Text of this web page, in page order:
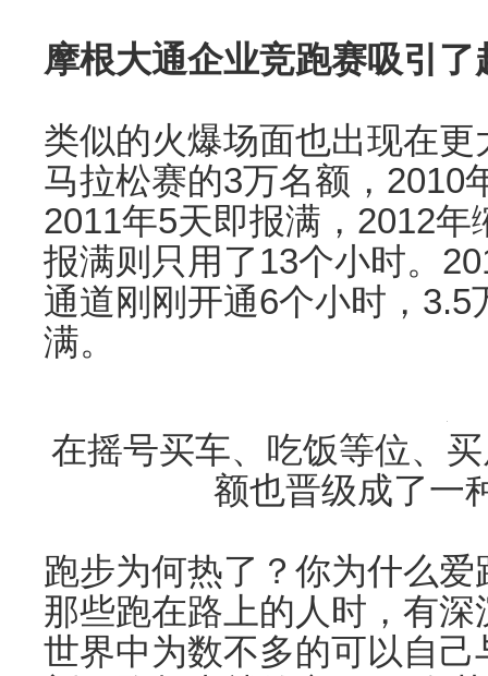
摩根大通企业竞跑赛吸引
类似的火爆场面也出现在
马拉松赛的3万名额，2010
2011年5天即报满，2012
报满则只用了13个小时。
通道刚刚开通6个小时，
满。
在摇号买车、吃饭等位、
额也晋级成了一
跑步为何热了？你为什么
那些跑在路上的人时，有深
世界中为数不多的可以自